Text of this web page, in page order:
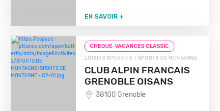
EN SAVOIR +
CHEQUE-VACANCES CLASSIC
LOISIRS SPORTIFS / SPORTS DE MONTAGNE
CLUB ALPIN FRANCAIS
GRENOBLE OISANS
38100 Grenoble